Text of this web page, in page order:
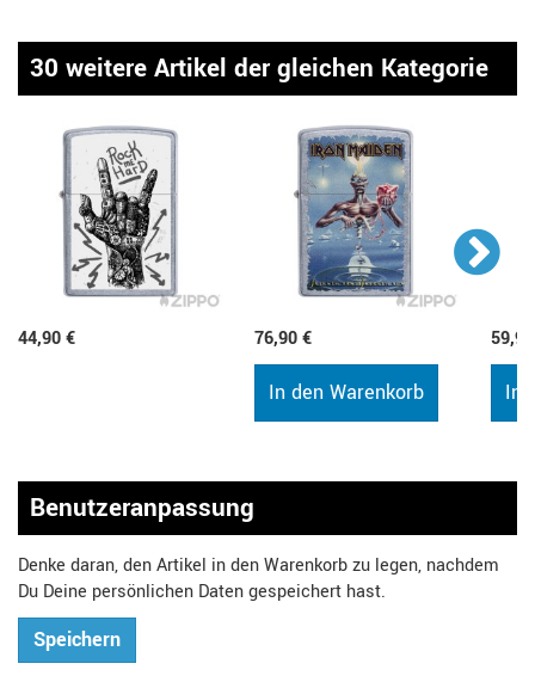
30 weitere Artikel der gleichen Kategorie
44,90 € 76,90 €
In den Warenkorb In
Benutzeranpassung
Denke daran, den Artikel in den Warenkorb zu legen, nachdem
Du Deine persönlichen Daten gespeichert hast.
Speichern